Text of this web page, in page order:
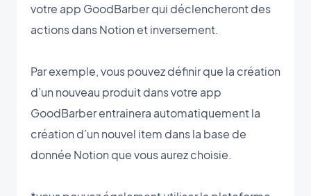
votre app GoodBarber qui déclencheront des
actions dans Notion et inversement.
Par exemple, vous pouvez définir que la création
d’un nouveau produit dans votre app
GoodBarber entrainera automatiquement la
création d’un nouvel item dans la base de
donnée Notion que vous aurez choisie.